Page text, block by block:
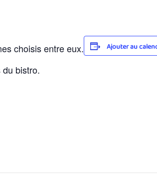
choisis entre eux.
bistro.
Ajouter au